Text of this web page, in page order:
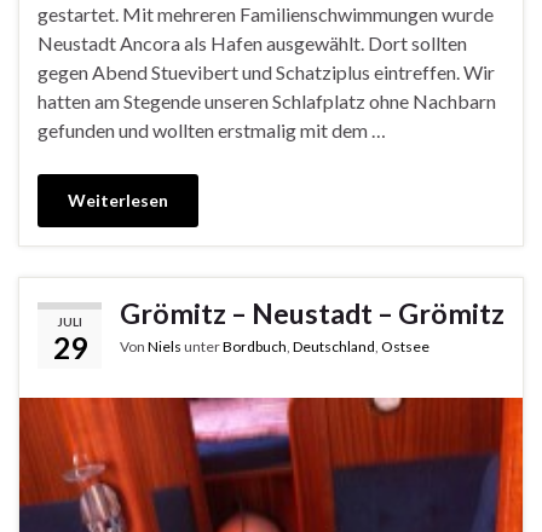
gestartet. Mit mehreren Familienschwimmungen wurde
Neustadt Ancora als Hafen ausgewählt. Dort sollten
gegen Abend Stuevibert und Schatziplus eintreffen. Wir
hatten am Stegende unseren Schlafplatz ohne Nachbarn
gefunden und wollten erstmalig mit dem …
Weiterlesen
JULI
29
Grömitz – Neustadt – Grömitz
Von Niels unterBordbuch Deutschland Ostsee